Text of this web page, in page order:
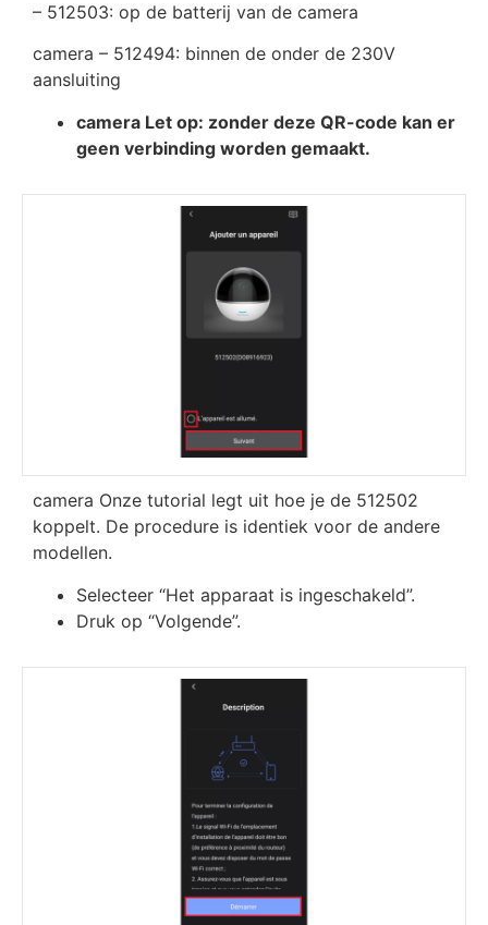
– 512503: op de batterij van de camera
camera – 512494: binnen de onder de 230V
aansluiting
camera Let op: zonder deze QR-code kan er
geen verbinding worden gemaakt.
camera Onze tutorial legt uit hoe je de 512502
koppelt. De procedure is identiek voor de andere
modellen.
Selecteer “Het apparaat is ingeschakeld”.
Druk op “Volgende”.